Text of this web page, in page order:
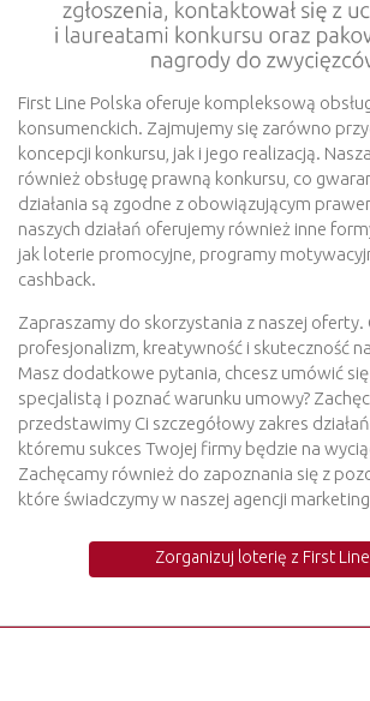
First Line Polska oferuje kompleksową
konsumenckich. Zajmujemy się zarówno
koncepcji konkursu, jak i jego realizacją.
również obsługę prawną konkursu, co
działania są zgodne z obowiązującym
naszych działań oferujemy również inne
jak loterie promocyjne, programy
cashback.
Zapraszamy do skorzystania z naszej
profesjonalizm, kreatywność i skuteczność
Masz dodatkowe pytania, chcesz umówić
specjalistą i poznać warunku umowy?
przedstawimy Ci szczegółowy zakres
któremu sukces Twojej firmy będzie na
Zachęcamy również do zapoznania się z
które świadczymy w naszej agencji
Zorganizuj loterię z First